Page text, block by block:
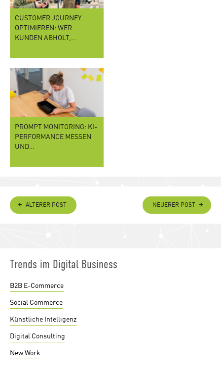
CUSTOMER JOURNEY
OPTIMIEREN: WER
KUNDEN ABHOLT,…
PROMPT MONITORING: KI-
PERFORMANCE MESSEN
UND…
ÄLTERER POST NEUERER POST
Trends im Digital Business
B2B E-Commerce
Social Commerce
Künstliche Intelligenz
Digital Consulting
New Work